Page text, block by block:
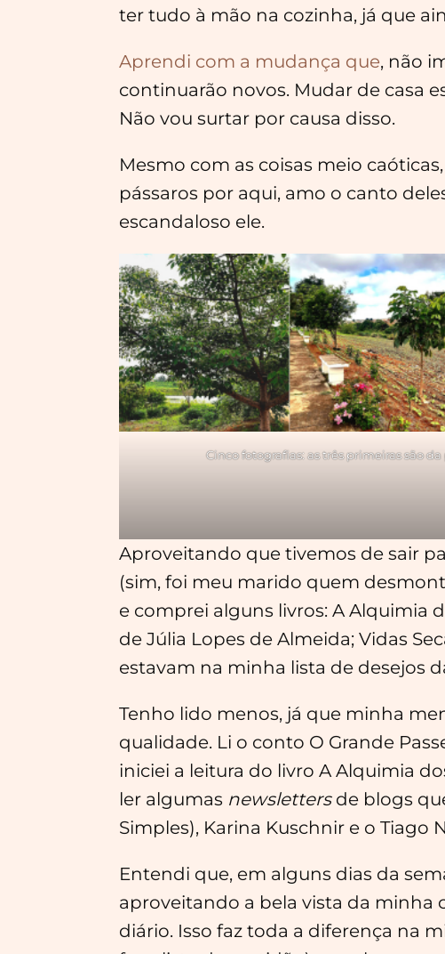
ter tudo à mão na cozinha, já que
Aprendi com a mudança que, não
continuarão novos. Mudar de casa
Não vou surtar por causa disso.
Mesmo com as coisas meio
pássaros por aqui, amo o canto
escandaloso ele.
Cinco fotografias: as três primeiras são
Aproveitando que tivemos de sair
(sim, foi meu marido quem
e comprei alguns livros: A Alquimia
de Júlia Lopes de Almeida; Vidas
estavam na minha lista de desejos
Tenho lido menos, já que minha
qualidade. Li o conto O Grande
iniciei a leitura do livro A Alquimia
ler algumas newslettersde blogs
Simples), Karina Kuschnir e o Tiago
Entendi que, em alguns dias da
aproveitando a bela vista da minha
diário. Isso faz toda a diferença na